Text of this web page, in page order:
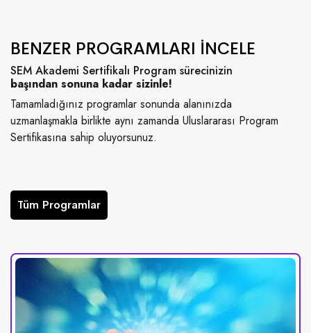
BENZER PROGRAMLARI İNCELE
SEM Akademi Sertifikalı Program sürecinizin
başından sonuna kadar sizinle!
Tamamladığınız programlar sonunda alanınızda
uzmanlaşmakla birlikte aynı zamanda Uluslararası Program
Sertifikasına sahip oluyorsunuz.
Tüm Programlar